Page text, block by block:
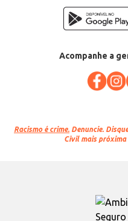
Acompanhe a
Racismo é crime. Denuncie.
Civil mais